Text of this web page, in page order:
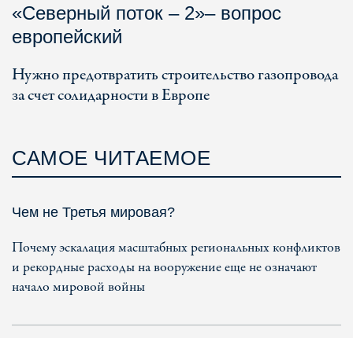
«Северный поток – 2»– вопрос
европейский
Нужно предотвратить строительство газопровода
за счет солидарности в Европе
САМОЕ ЧИТАЕМОЕ
Чем не Третья мировая?
Почему эскалация масштабных региональных конфликтов
и рекордные расходы на вооружение еще не означают
начало мировой войны